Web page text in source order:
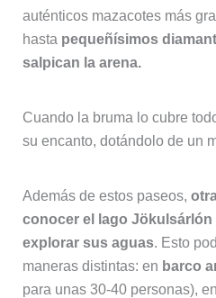
auténticos mazacotes más
hasta pequeñísimos
salpican la arena.
Cuando la bruma lo cubre
su encanto, dotándolo de un
Además de estos paseos,
conocer el lago Jökulsárlón
explorar sus aguas. Esto
maneras distintas: en barco
para unas 30-40 personas),